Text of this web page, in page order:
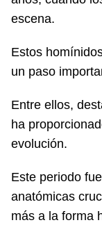
escena.
Estos
un paso
Entre ellos,
ha
evolución.
Este periodo
anatómicas
más a la forma